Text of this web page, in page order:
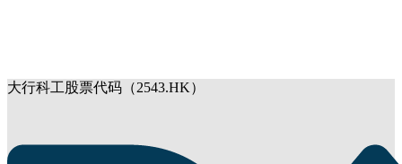
大行科工股票代码（2543.HK）